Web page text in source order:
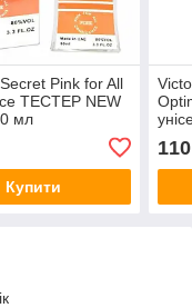
Pink for All
ТЕСТЕР NEW
мл
Купити
110